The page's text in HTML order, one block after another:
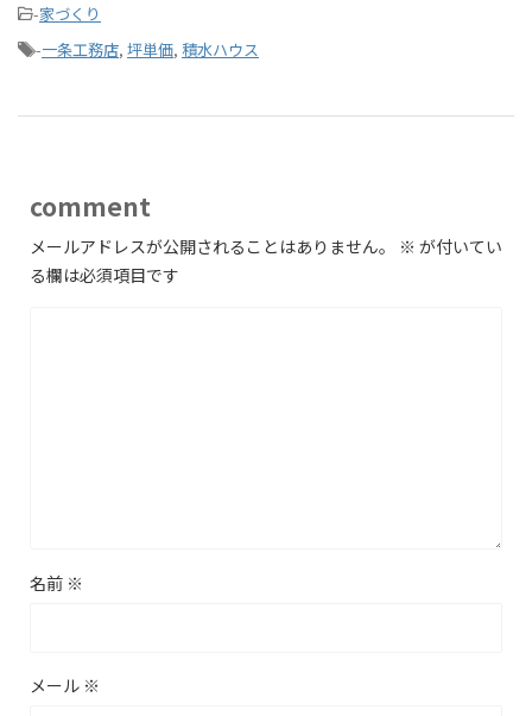
-家づくり
-一条工務店, 坪単価, 積水ハウス
comment
メールアドレスが公開されることはありません。 ※ が付いてい
る欄は必須項目です
名前 ※
メール ※